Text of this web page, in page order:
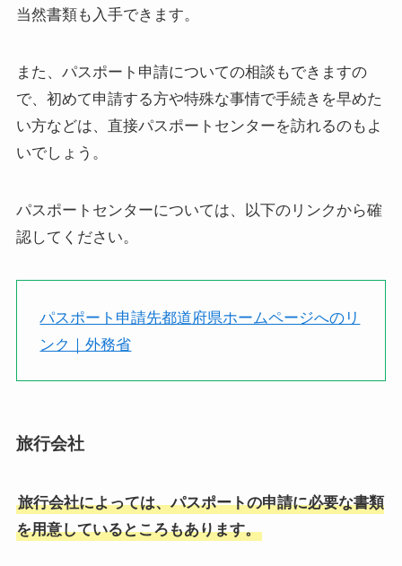
当然書類も入手できます。
また、パスポート申請についての相談もできますの
で、初めて申請する方や特殊な事情で手続きを早めた
い方などは、直接パスポートセンターを訪れるのもよ
いでしょう。
パスポートセンターについては、以下のリンクから確
認してください。
パスポート申請先都道府県ホームページへのリ
ンク｜外務省
旅行会社
旅行会社によっては、パスポートの申請に必要な書類
を用意しているところもあります。